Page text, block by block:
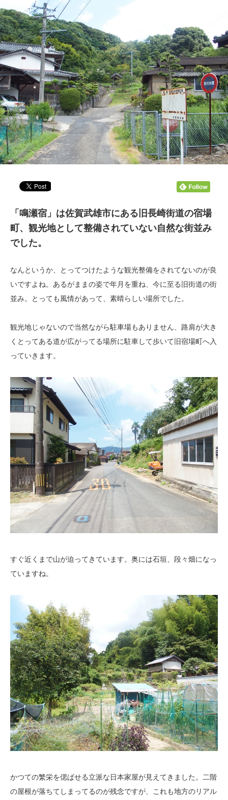
「鳴瀬宿」は佐賀武雄市にある旧長崎街道の宿場
町、観光地として整備されていない自然な街並み
でした。
なんというか、とってつけたような観光整備をされてないのが良
いですよね。あるがままの姿で年月を重ね、今に至る旧街道の街
並み。とっても風情があって、素晴らしい場所でした。
観光地じゃないので当然ながら駐車場もありません、路肩が大き
くとってある道が広がってる場所に駐車して歩いて旧宿場町へ入
っていきます。
すぐ近くまで山が迫ってきています。奥には石垣、段々畑になっ
ていますね。
かつての繁栄を偲ばせる立派な日本家屋が見えてきました。二階
の屋根が落ちてしまってるのが残念ですが、これも地方のリアル